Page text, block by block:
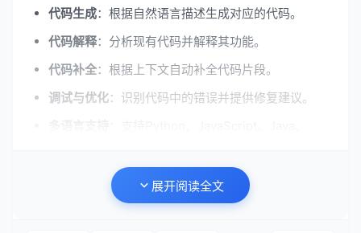
代码生成：根据自然语言描述生成对应的代码。
代码解释：分析现有代码并解释其功能。
代码补全：根据上下文自动补全代码片段。
调试与优化：识别代码中的错误并提供修复建议。
Codex的工作原理展开阅读全文